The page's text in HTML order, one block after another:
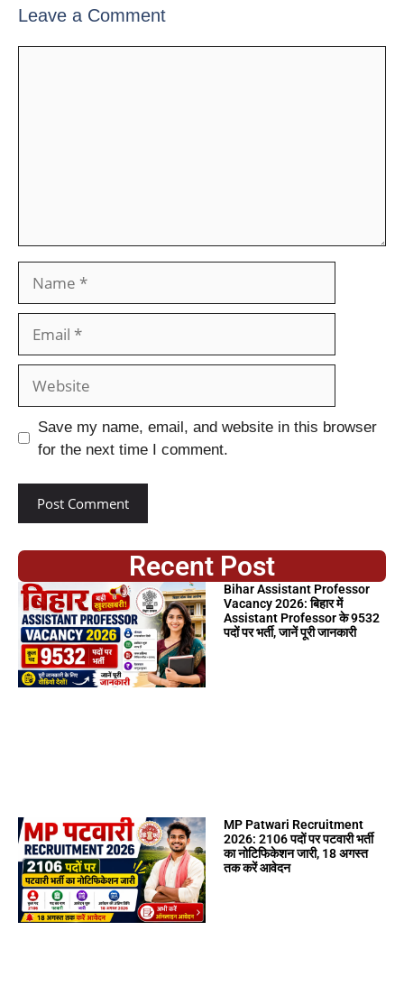
Leave a Comment
Save my name, email, and website in this browser
for the next time I comment.
Recent Post
Bihar Assistant Professor
Vacancy 2026: बिहार में
Assistant Professor के 9532
पदों पर भर्ती, जानें पूरी जानकारी
MP Patwari Recruitment
2026: 2106 पदों पर पटवारी भर्ती
का नोटिफिकेशन जारी, 18 अगस्त
तक करें आवेदन